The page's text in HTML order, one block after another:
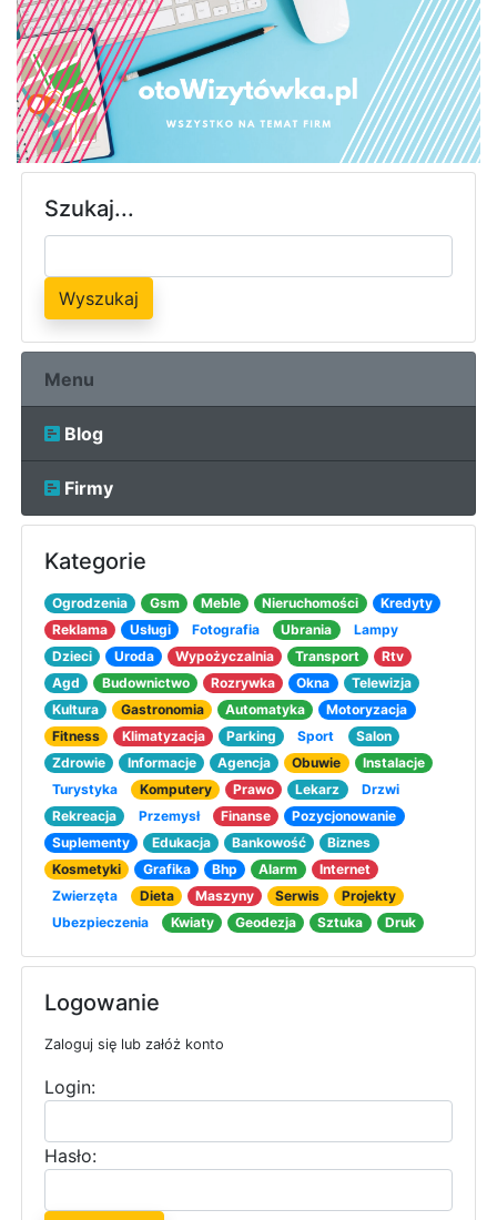
Szukaj...
Wyszukaj
Menu
Blog
Firmy
Kategorie
Ogrodzenia Gsm Meble Nieruchomości
Kredyty
Reklama
Usługi Fotografia Ubrania
Lampy
Dzieci
Uroda Wypożyczalnia Transport
Rtv
Agd
Budownictwo Rozrywka Okna
Telewizja
Kultura
Gastronomia Automatyka
Motoryzacja
Fitness
Klimatyzacja Parking Sport
Salon
Zdrowie
Informacje Agencja Obuwie
Instalacje
Turystyka
Komputery Prawo Lekarz
Drzwi
Rekreacja
Przemysł Finanse
Pozycjonowanie
Suplementy
Edukacja Bankowość
Biznes
Kosmetyki
Grafika Bhp Alarm
Internet
Zwierzęta
Dieta Maszyny Serwis
Projekty
Ubezpieczenia
Kwiaty Geodezja Sztuka Druk
Logowanie
Zaloguj się lub załóż konto
Login:
Hasło: